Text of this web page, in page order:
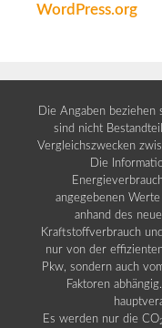
WordPress.org
Die Angaben beziehen
sind nicht
Vergleichszwecken
Die
angegebenen
anhand des
Kraftstoffverbrauch
nur von der
Pkw, sondern auch
Faktoren
Es werden nur die CO